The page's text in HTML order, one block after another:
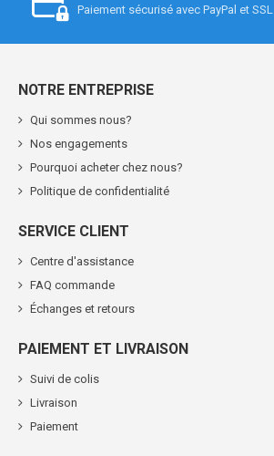
Paiement sécurisé avec PayPal et SSL
NOTRE ENTREPRISE
Qui sommes nous?
Nos engagements
Pourquoi acheter chez nous?
Politique de confidentialité
SERVICE CLIENT
Centre d'assistance
FAQ commande
Échanges et retours
PAIEMENT ET LIVRAISON
Suivi de colis
Livraison
Paiement